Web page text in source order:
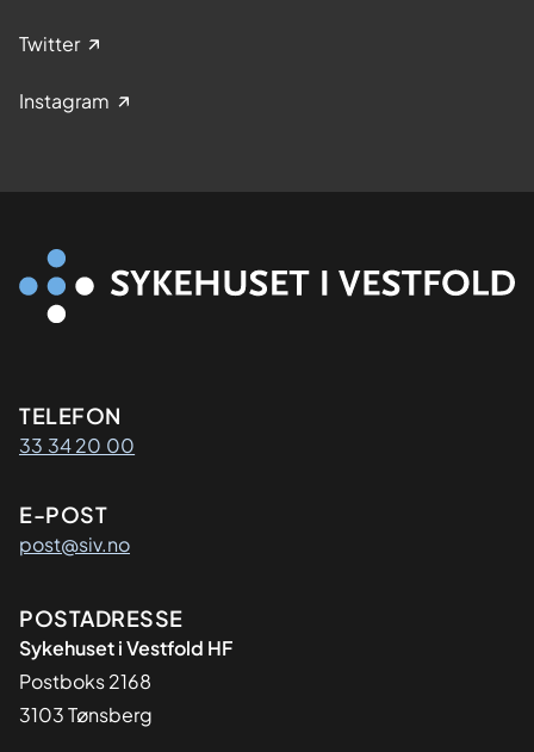
Twitter
Instagram
Kontaktinformasjon
TELEFON
33 34 20 00
E-POST
post@siv.no
Adresse
POSTADRESSE
Sykehuset i Vestfold HF
Postboks 2168
3103 Tønsberg